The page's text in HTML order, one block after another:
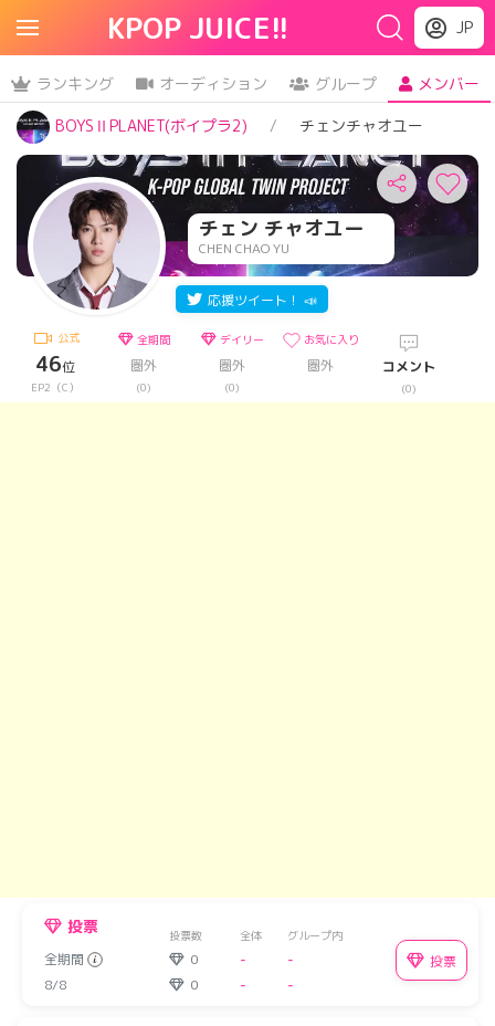
KPOP JUICE!! JP
ランキング オーディション グループ
メンバー
BOYSⅡPLANET(ボイプラ2)
チェンチャオユー
チェン チャオユー
CHEN CHAO YU
応援ツイート！ 📣
公式
46位
EP2（C）
全期間
圏外
(0)
デイリー
圏外
(0)
お気に入り
圏外 コメント
(0)
投票 投票数 全体 グループ内
全期間 0 -
-
8/8
0 - -
投票